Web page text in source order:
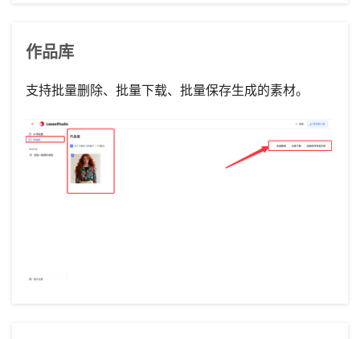
作品库
支持批量删除、批量下载、批量保存生成的素材。